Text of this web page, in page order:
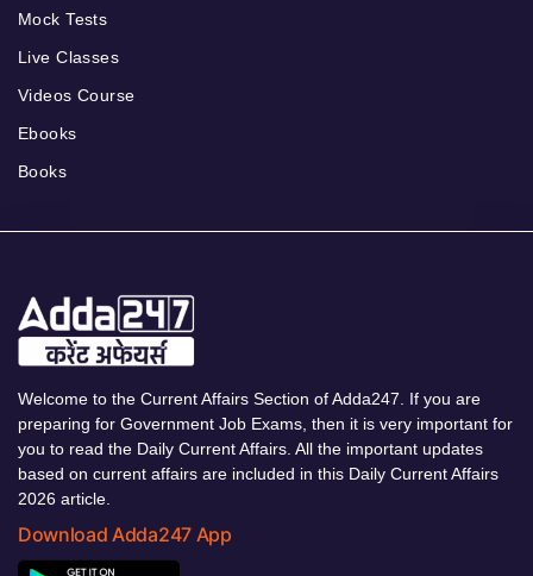
Mock Tests
Live Classes
Videos Course
Ebooks
Books
Welcome to the Current Affairs Section of Adda247. If you are
preparing for Government Job Exams, then it is very important for
you to read the Daily Current Affairs. All the important updates
based on current affairs are included in this Daily Current Affairs
2026 article.
Download Adda247 App